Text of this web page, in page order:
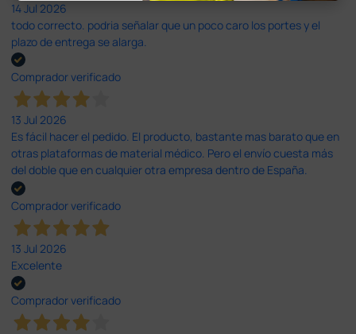
14 Jul 2026
todo correcto. podria señalar que un poco caro los portes y el
plazo de entrega se alarga.
Comprador verificado
13 Jul 2026
Es fácil hacer el pedido. El producto, bastante mas barato que en
otras plataformas de material médico. Pero el envío cuesta más
del doble que en cualquier otra empresa dentro de España.
Comprador verificado
13 Jul 2026
Excelente
Comprador verificado